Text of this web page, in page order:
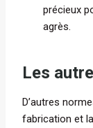
précieux
agrès.
Les
D’autres
fabrication et